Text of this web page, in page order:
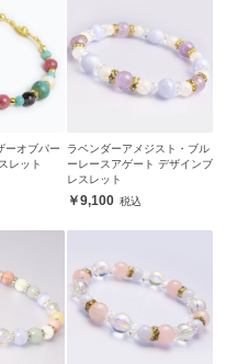
ーオブパー
レット
ラベンダーアメジスト・ブル
ーレースアゲート デザインブ
レスレット
9,100